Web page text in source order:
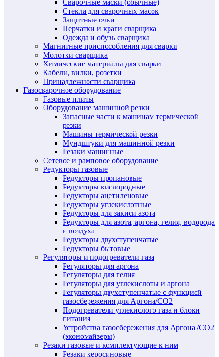
Сварочные маски (обычные)
Стекла для сварочных масок
Защитные очки
Перчатки и краги сварщика
Одежда и обувь сварщика
Магнитные приспособления для сварки
Молотки сварщика
Химические материалы для сварки
Кабели, вилки, розетки
Принадлежности сварщика
Газосварочное оборудование
Газовые плиты
Оборудование машинной резки
Запасные части к машинам термической
резки
Машины термической резки
Мундштуки для машинной резки
Резаки машинные
Сетевое и рамповое оборудование
Редукторы газовые
Редукторы пропановые
Редукторы кислородные
Редукторы ацетиленовые
Редукторы углекислотные
Редукторы для закиси азота
Редукторы для азота, аргона, гелия, водорода
и воздуха
Редукторы двухступенчатые
Редукторы бытовые
Регуляторы и подогреватели газа
Регуляторы для аргона
Регуляторы для гелия
Регуляторы для углекислоты и аргона
Регуляторы двухступенчатые c функцией
газосбережения для Аргона/СО2
Подогреватели углекислого газа и блоки
питания
Устройства газосбережения для Аргона /СО2
(экономайзеры)
Резаки газовые и комплектующие к ним
Резаки керосиновые